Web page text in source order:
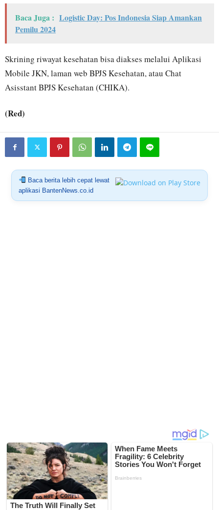
Baca Juga : Logistic Day: Pos Indonesia Siap Amankan
Pemilu 2024
Skrining riwayat kesehatan bisa diakses melalui Aplikasi
Mobile JKN, laman web BPJS Kesehatan, atau Chat
Asisstant BPJS Kesehatan (CHIKA).
(Red)
Baca berita lebih cepat lewat
aplikasi BantenNews.co.id